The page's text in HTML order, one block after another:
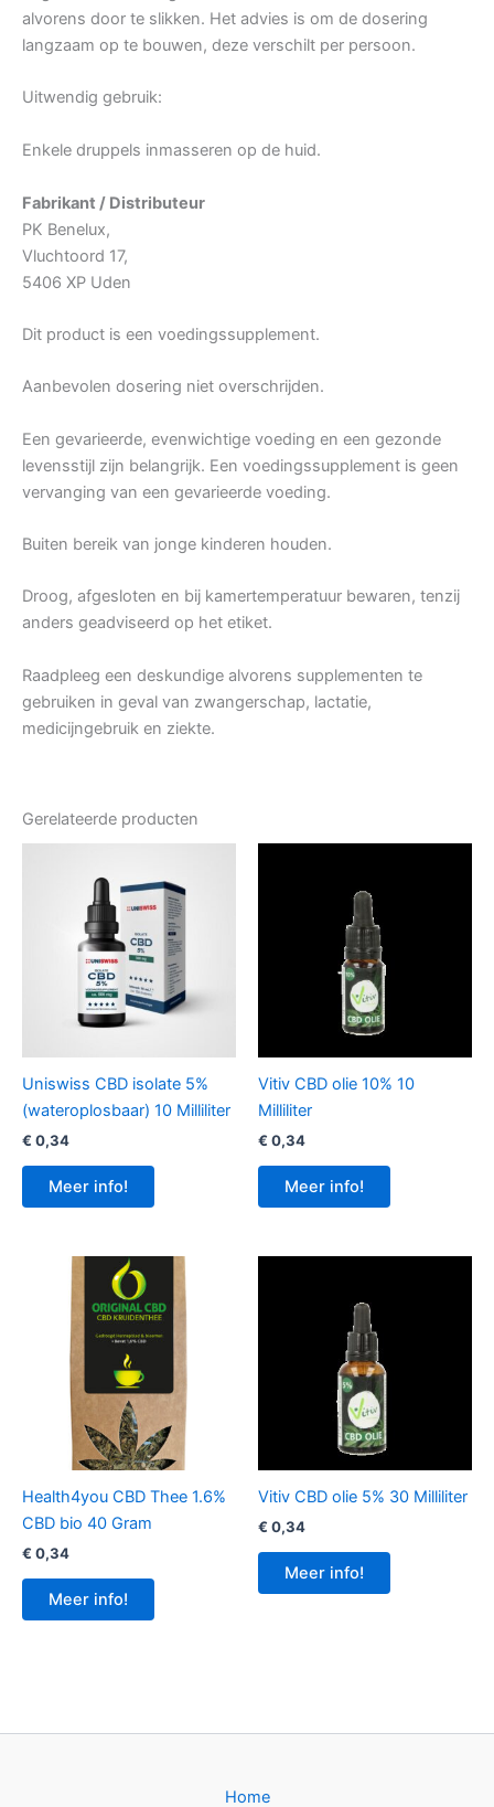
alvorens door te slikken. Het advies is om de dosering
langzaam op te bouwen, deze verschilt per persoon.
Uitwendig gebruik:
Enkele druppels inmasseren op de huid.
Fabrikant / Distributeur
PK Benelux,
Vluchtoord 17,
5406 XP Uden
Dit product is een voedingssupplement.
Aanbevolen dosering niet overschrijden.
Een gevarieerde, evenwichtige voeding en een gezonde
levensstijl zijn belangrijk. Een voedingssupplement is geen
vervanging van een gevarieerde voeding.
Buiten bereik van jonge kinderen houden.
Droog, afgesloten en bij kamertemperatuur bewaren, tenzij
anders geadviseerd op het etiket.
Raadpleeg een deskundige alvorens supplementen te
gebruiken in geval van zwangerschap, lactatie,
medicijngebruik en ziekte.
Gerelateerde producten
Uniswiss CBD isolate 5%
(wateroplosbaar) 10 Milliliter
€ 0,34
Meer info!
Vitiv CBD olie 10% 10
Milliliter
€ 0,34
Meer info!
Health4you CBD Thee 1.6%
CBD bio 40 Gram
€ 0,34
Meer info!
Vitiv CBD olie 5% 30 Milliliter
€ 0,34
Meer info!
Home